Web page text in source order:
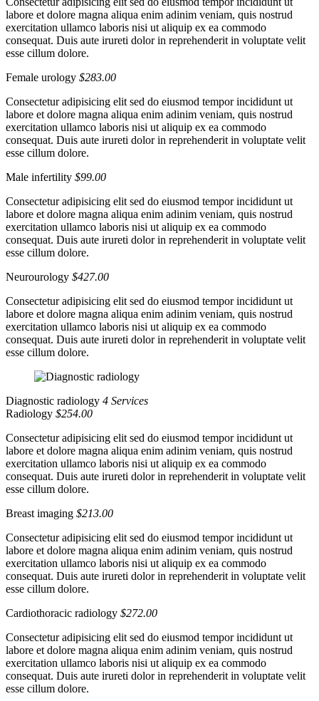
labore et dolore magna aliqua enim adinim veniam, quis nostrud
exercitation ullamco laboris nisi ut aliquip ex ea commodo
consequat. Duis aute irureti dolor in reprehenderit in voluptate velit
esse cillum dolore.
Female urology $283.00
Consectetur adipisicing elit sed do eiusmod tempor incididunt ut
labore et dolore magna aliqua enim adinim veniam, quis nostrud
exercitation ullamco laboris nisi ut aliquip ex ea commodo
consequat. Duis aute irureti dolor in reprehenderit in voluptate velit
esse cillum dolore.
Male infertility $99.00
Consectetur adipisicing elit sed do eiusmod tempor incididunt ut
labore et dolore magna aliqua enim adinim veniam, quis nostrud
exercitation ullamco laboris nisi ut aliquip ex ea commodo
consequat. Duis aute irureti dolor in reprehenderit in voluptate velit
esse cillum dolore.
Neurourology $427.00
Consectetur adipisicing elit sed do eiusmod tempor incididunt ut
labore et dolore magna aliqua enim adinim veniam, quis nostrud
exercitation ullamco laboris nisi ut aliquip ex ea commodo
consequat. Duis aute irureti dolor in reprehenderit in voluptate velit
esse cillum dolore.
Diagnostic radiology 4 Services
Radiology $254.00
Consectetur adipisicing elit sed do eiusmod tempor incididunt ut
labore et dolore magna aliqua enim adinim veniam, quis nostrud
exercitation ullamco laboris nisi ut aliquip ex ea commodo
consequat. Duis aute irureti dolor in reprehenderit in voluptate velit
esse cillum dolore.
Breast imaging $213.00
Consectetur adipisicing elit sed do eiusmod tempor incididunt ut
labore et dolore magna aliqua enim adinim veniam, quis nostrud
exercitation ullamco laboris nisi ut aliquip ex ea commodo
consequat. Duis aute irureti dolor in reprehenderit in voluptate velit
esse cillum dolore.
Cardiothoracic radiology $272.00
Consectetur adipisicing elit sed do eiusmod tempor incididunt ut
labore et dolore magna aliqua enim adinim veniam, quis nostrud
exercitation ullamco laboris nisi ut aliquip ex ea commodo
consequat. Duis aute irureti dolor in reprehenderit in voluptate velit
esse cillum dolore.